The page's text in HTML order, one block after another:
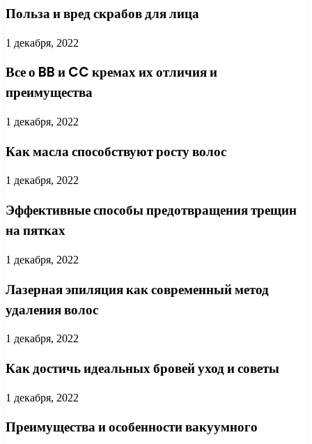
Польза и вред скрабов для лица
1 декабря, 2022
Все о BB и CC кремах их отличия и
преимущества
1 декабря, 2022
Как масла способствуют росту волос
1 декабря, 2022
Эффективные способы предотвращения трещин
на пятках
1 декабря, 2022
Лазерная эпиляция как современный метод
удаления волос
1 декабря, 2022
Как достичь идеальных бровей уход и советы
1 декабря, 2022
Преимущества и особенности вакуумного